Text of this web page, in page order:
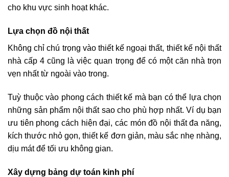
cho khu vực sinh hoạt khác.
Lựa chọn đồ nội thất
Không chỉ chú trọng vào thiết kế ngoại thất, thiết kế nội thất
nhà cấp 4 cũng là việc quan trọng để có một căn nhà trọn
vẹn nhất từ ngoài vào trong.
Tuỳ thuộc vào phong cách thiết kế mà bạn có thể lựa chọn
những sản phẩm nội thất sao cho phù hợp nhất. Ví dụ bạn
ưu tiên phong cách hiện đại, các món đồ nội thất đa năng,
kích thước nhỏ gọn, thiết kế đơn giản, màu sắc nhẹ nhàng,
dịu mát để tối ưu không gian.
Xây dựng bảng dự toán kinh phí